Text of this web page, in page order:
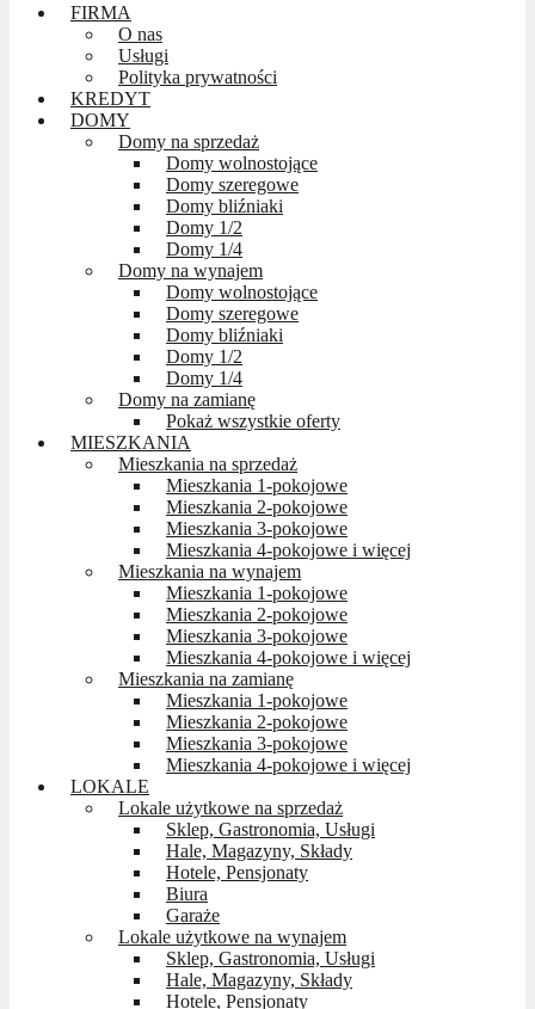
FIRMA
O nas
Usługi
Polityka prywatności
KREDYT
DOMY
Domy na sprzedaż
Domy wolnostojące
Domy szeregowe
Domy bliźniaki
Domy 1/2
Domy 1/4
Domy na wynajem
Domy wolnostojące
Domy szeregowe
Domy bliźniaki
Domy 1/2
Domy 1/4
Domy na zamianę
Pokaż wszystkie oferty
MIESZKANIA
Mieszkania na sprzedaż
Mieszkania 1-pokojowe
Mieszkania 2-pokojowe
Mieszkania 3-pokojowe
Mieszkania 4-pokojowe i więcej
Mieszkania na wynajem
Mieszkania 1-pokojowe
Mieszkania 2-pokojowe
Mieszkania 3-pokojowe
Mieszkania 4-pokojowe i więcej
Mieszkania na zamianę
Mieszkania 1-pokojowe
Mieszkania 2-pokojowe
Mieszkania 3-pokojowe
Mieszkania 4-pokojowe i więcej
LOKALE
Lokale użytkowe na sprzedaż
Sklep, Gastronomia, Usługi
Hale, Magazyny, Składy
Hotele, Pensjonaty
Biura
Garaże
Lokale użytkowe na wynajem
Sklep, Gastronomia, Usługi
Hale, Magazyny, Składy
Hotele, Pensjonaty